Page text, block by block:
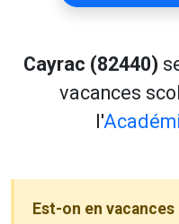
Cayrac (82440)
vacances
l'
Est-on en